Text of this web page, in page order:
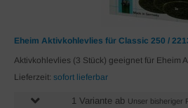
Eheim Aktivkohlevlies für Classic 250 /
Aktivkohlevlies (3 Stück) geeignet für Eheim
Lieferzeit: sofort lieferbar
1 Variante ab Unser bisheriger